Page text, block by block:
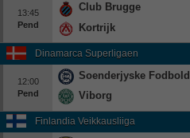
13:45
Pend
Club Brugge
Kortrijk
Dinamarca Superligaen
12:00
Pend
Soenderjyske Fodbold
Viborg
Finlandia Veikkausliiga